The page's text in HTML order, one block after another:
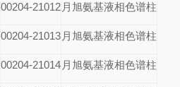
00204-21012 月旭氨基液相色谱柱
00204-21013 月旭氨基液相色谱柱
00204-21014 月旭氨基液相色谱柱